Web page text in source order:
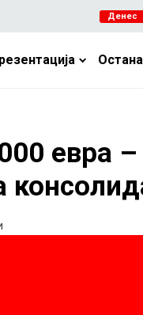
Денес
евра –